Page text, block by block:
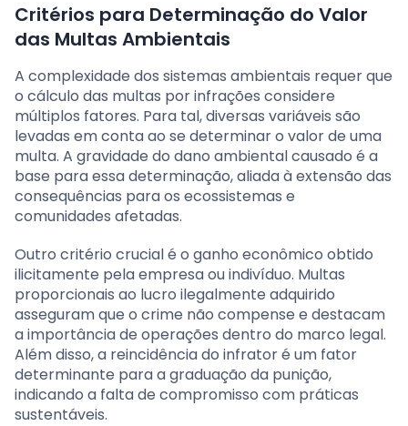
Critérios para Determinação do Valor
das Multas Ambientais
A complexidade dos sistemas ambientais requer que
o cálculo das multas por infrações considere
múltiplos fatores. Para tal, diversas variáveis são
levadas em conta ao se determinar o valor de uma
multa. A gravidade do dano ambiental causado é a
base para essa determinação, aliada à extensão das
consequências para os ecossistemas e
comunidades afetadas.
Outro critério crucial é o ganho econômico obtido
ilicitamente pela empresa ou indivíduo. Multas
proporcionais ao lucro ilegalmente adquirido
asseguram que o crime não compense e destacam
a importância de operações dentro do marco legal.
Além disso, a reincidência do infrator é um fator
determinante para a graduação da punição,
indicando a falta de compromisso com práticas
sustentáveis.